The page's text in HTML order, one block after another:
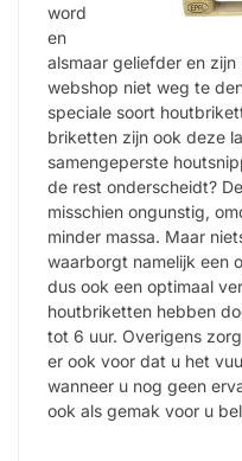
word
en
alsmaar geliefder en
webshop niet weg te
speciale soort
briketten zijn ook deze
samengeperste
de rest onderscheidt?
misschien ongunstig,
minder massa. Maar
waarborgt namelijk een
dus ook een optimaal
houtbriketten hebben
tot 6 uur. Overigens
er ook voor dat u het
wanneer u nog geen
ook als gemak voor u